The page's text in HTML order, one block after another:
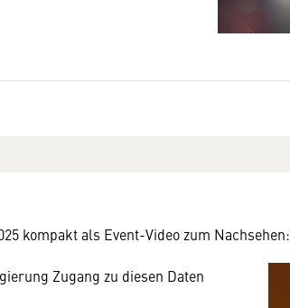
kompakt als Event-Video zum Nachsehen:
Anbietern austauscht.
Zugang zu diesen Daten